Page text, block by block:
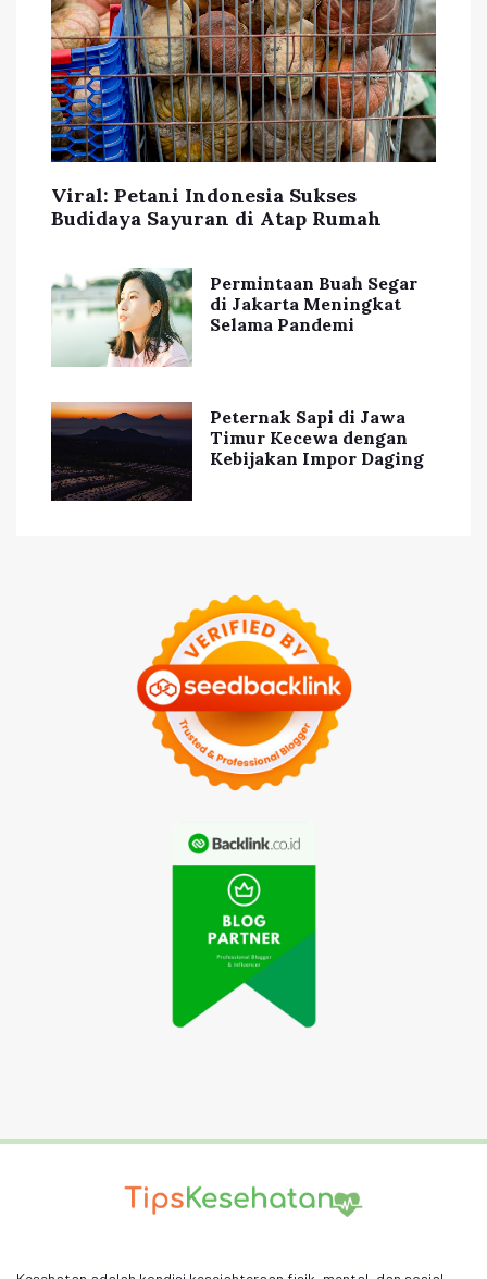
Viral: Petani Indonesia Sukses
Budidaya Sayuran di Atap Rumah
Permintaan Buah Segar
di Jakarta Meningkat
Selama Pandemi
Peternak Sapi di Jawa
Timur Kecewa dengan
Kebijakan Impor Daging